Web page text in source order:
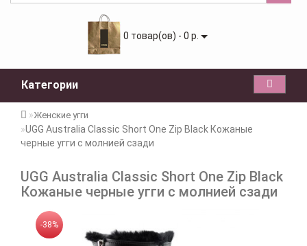
0 товар(ов) - 0 р.
Категории
Женские угги
UGG Australia Classic Short One Zip Black Кожаные
черные угги с молнией сзади
UGG Australia Classic Short One Zip Black
Кожаные черные угги с молнией сзади
-38%